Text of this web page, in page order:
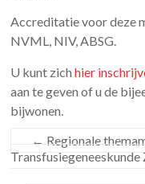
Accreditatie voor deze
NVML, NIV, ABSG.
U kunt zichhier
aan te geven of u de
bijwonen.
← Regionale